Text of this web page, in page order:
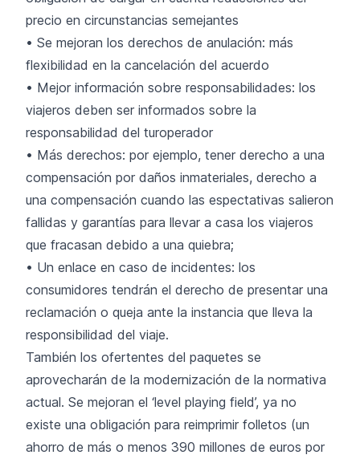
precio en circunstancias semejantes
• Se mejoran los derechos de anulación: más
flexibilidad en la cancelación del acuerdo
• Mejor información sobre responsabilidades: los
viajeros deben ser informados sobre la
responsabilidad del turoperador
• Más derechos: por ejemplo, tener derecho a una
compensación por daños inmateriales, derecho a
una compensación cuando las espectativas salieron
fallidas y garantías para llevar a casa los viajeros
que fracasan debido a una quiebra;
• Un enlace en caso de incidentes: los
consumidores tendrán el derecho de presentar una
reclamación o queja ante la instancia que lleva la
responsibilidad del viaje.
También los ofertentes del paquetes se
aprovecharán de la modernización de la normativa
actual. Se mejoran el ‘level playing field’, ya no
existe una obligación para reimprimir folletos (un
ahorro de más o menos 390 millones de euros por